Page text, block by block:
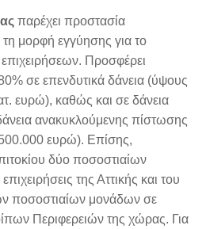
παρέχει προστασία
μορφή εγγύησης για το
Προσφέρει
σε επενδυτικά δάνεια (ύψους
ευρώ), καθώς και σε δάνεια
ανακυκλούμενης πίστωσης
ευρώ). Επίσης,
δύο ποσοστιαίων
της Αττικής και του
ποσοστιαίων μονάδων σε
Περιφερειών της χώρας. Για